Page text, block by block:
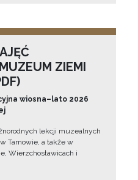
ZIEMI
wiosna–lato 2026
lekcji muzealnych
Tarnowie, a także w
Wierzchosławicach i